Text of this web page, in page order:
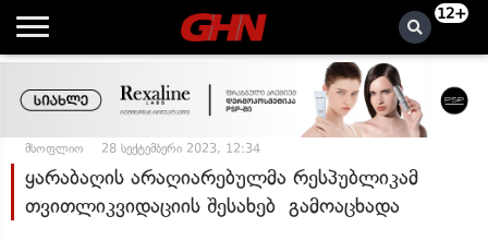
12+
მსოფლიო 28 სექტემბერი 2023, 12:34
ყარაბაღის არაღიარებულმა რესპუბლიკამ
თვითლიკვიდაციის შესახებ გამოაცხადა